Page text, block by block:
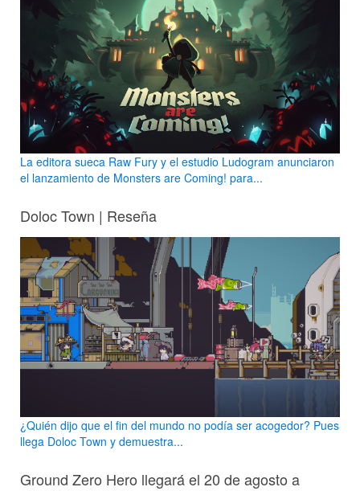
La editora sueca Raw Fury y el estudio Ludogram anunciaron
el lanzamiento de Monsters are Coming! para...
Doloc Town | Reseña
¿Quién dijo que el fin del mundo no podía ser acogedor? Pues
llega Doloc Town y demuestra...
Ground Zero Hero llegará el 20 de agosto a